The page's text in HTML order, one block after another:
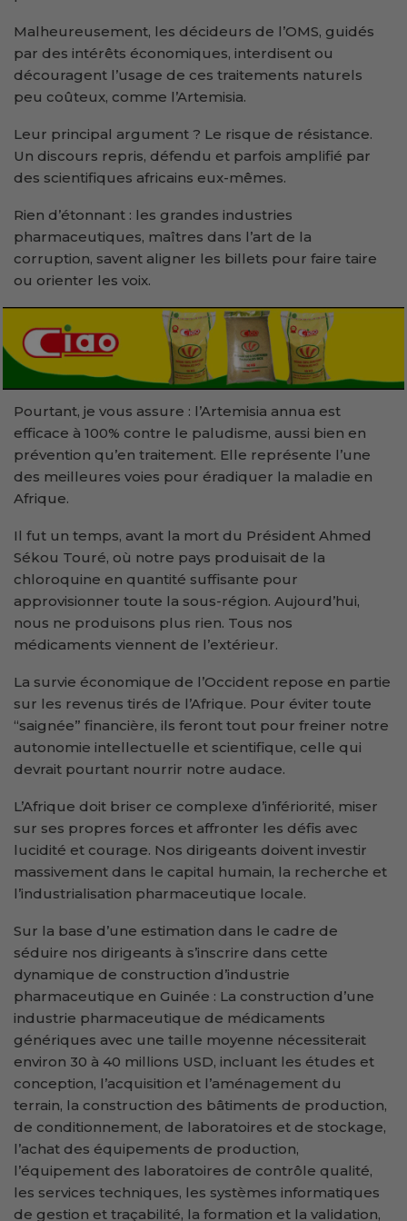
Malheureusement, les décideurs de l’OMS, guidés
par des intérêts économiques, interdisent ou
découragent l’usage de ces traitements naturels
peu coûteux, comme l’Artemisia.
Leur principal argument ? Le risque de résistance.
Un discours repris, défendu et parfois amplifié par
des scientifiques africains eux-mêmes.
Rien d’étonnant : les grandes industries
pharmaceutiques, maîtres dans l’art de la
corruption, savent aligner les billets pour faire taire
ou orienter les voix.
Pourtant, je vous assure : l’Artemisia annua est
efficace à 100% contre le paludisme, aussi bien en
prévention qu’en traitement. Elle représente l’une
des meilleures voies pour éradiquer la maladie en
Afrique.
Il fut un temps, avant la mort du Président Ahmed
Sékou Touré, où notre pays produisait de la
chloroquine en quantité suffisante pour
approvisionner toute la sous-région. Aujourd’hui,
nous ne produisons plus rien. Tous nos
médicaments viennent de l’extérieur.
La survie économique de l’Occident repose en partie
sur les revenus tirés de l’Afrique. Pour éviter toute
“saignée” financière, ils feront tout pour freiner notre
autonomie intellectuelle et scientifique, celle qui
devrait pourtant nourrir notre audace.
L’Afrique doit briser ce complexe d’infériorité, miser
sur ses propres forces et affronter les défis avec
lucidité et courage. Nos dirigeants doivent investir
massivement dans le capital humain, la recherche et
l’industrialisation pharmaceutique locale.
Sur la base d’une estimation dans le cadre de
séduire nos dirigeants à s’inscrire dans cette
dynamique de construction d’industrie
pharmaceutique en Guinée : La construction d’une
industrie pharmaceutique de médicaments
génériques avec une taille moyenne nécessiterait
environ 30 à 40 millions USD, incluant les études et
conception, l’acquisition et l’aménagement du
terrain, la construction des bâtiments de production,
de conditionnement, de laboratoires et de stockage,
l’achat des équipements de production,
l’équipement des laboratoires de contrôle qualité,
les services techniques, les systèmes informatiques
de gestion et traçabilité, la formation et la validation,